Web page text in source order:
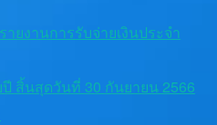
ายงานการรับจ่ายเงินประจำ
สิ้นสุดวันที่ 30 กันยายน 2566